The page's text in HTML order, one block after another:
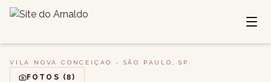
VILA NOVA CONCEIÇAO - SÃO PAULO, SP
FOTOS (8)